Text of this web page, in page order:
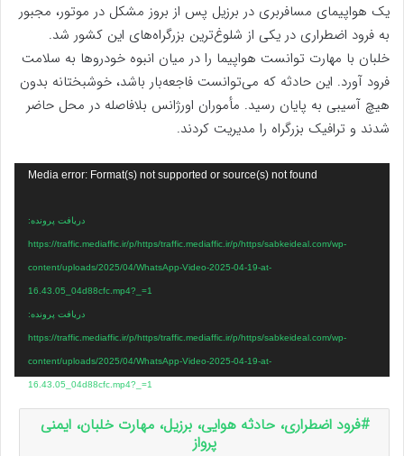
یک هواپیمای مسافربری در برزیل پس از بروز مشکل در موتور، مجبور
به فرود اضطراری در یکی از شلوغ‌ترین بزرگراه‌های این کشور شد.
خلبان با مهارت توانست هواپیما را در میان انبوه خودروها به سلامت
فرود آورد. این حادثه که می‌توانست فاجعه‌بار باشد، خوشبختانه بدون
هیچ آسیبی به پایان رسید. مأموران اورژانس بلافاصله در محل حاضر
شدند و ترافیک بزرگراه را مدیریت کردند.
Media error: Format(s) not supported or source(s) not found
دریافت پرونده:
https://traffic.mediaffic.ir/p/https/traffic.mediaffic.ir/p/https/sabkeideal.com/wp-
content/uploads/2025/04/WhatsApp-Video-2025-04-19-at-
16.43.05_04d88cfc.mp4?_=1
دریافت پرونده:
https://traffic.mediaffic.ir/p/https/traffic.mediaffic.ir/p/https/sabkeideal.com/wp-
content/uploads/2025/04/WhatsApp-Video-2025-04-19-at-
16.43.05_04d88cfc.mp4?_=1
فرود اضطراری، حادثه هوایی، برزیل، مهارت خلبان، ایمنی
پرواز